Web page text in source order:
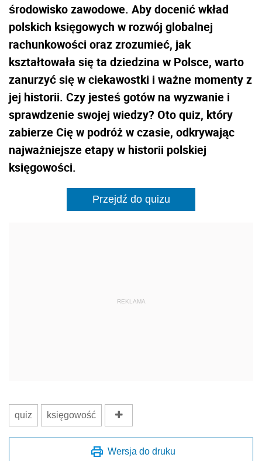
środowisko zawodowe. Aby docenić wkład
polskich księgowych w rozwój globalnej
rachunkowości oraz zrozumieć, jak
kształtowała się ta dziedzina w Polsce, warto
zanurzyć się w ciekawostki i ważne momenty z
jej historii. Czy jesteś gotów na wyzwanie i
sprawdzenie swojej wiedzy? Oto quiz, który
zabierze Cię w podróż w czasie, odkrywając
najważniejsze etapy w historii polskiej
księgowości.
Przejdź do quizu
REKLAMA
quiz księgowość
Wersja do druku